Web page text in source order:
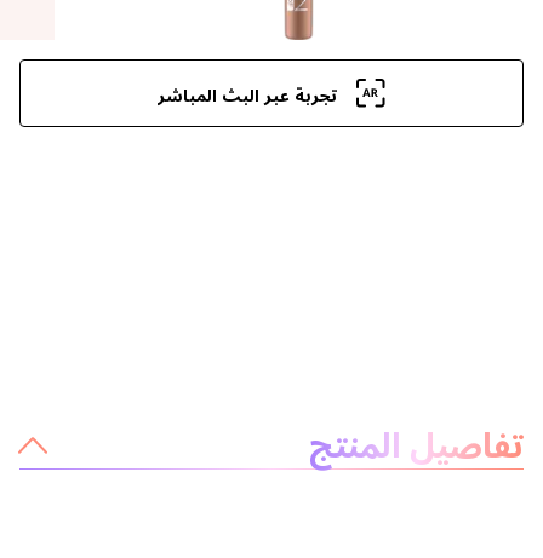
تجربة عبر البث المباشر
تفاصيل المنتج